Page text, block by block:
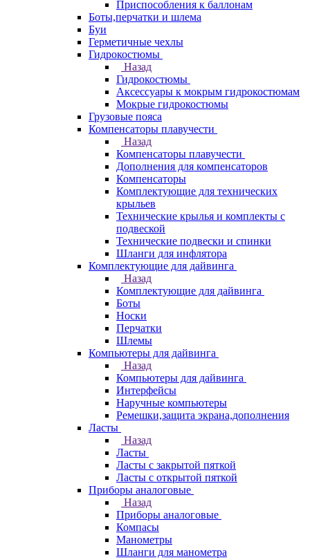
Приспособления к баллонам
Боты,перчатки и шлема
Буи
Герметичные чехлы
Гидрокостюмы
Назад
Гидрокостюмы
Аксессуары к мокрым гидрокостюмам
Мокрые гидрокостюмы
Грузовые пояса
Компенсаторы плавучести
Назад
Компенсаторы плавучести
Дополнения для компенсаторов
Компенсаторы
Комплектующие для технических
крыльев
Технические крылья и комплекты с
подвеской
Технические подвески и спинки
Шланги для инфлятора
Комплектующие для дайвинга
Назад
Комплектующие для дайвинга
Боты
Носки
Перчатки
Шлемы
Компьютеры для дайвинга
Назад
Компьютеры для дайвинга
Интерфейсы
Наручные компьютеры
Ремешки,защита экрана,дополнения
Ласты
Назад
Ласты
Ласты с закрытой пяткой
Ласты с открытой пяткой
Приборы аналоговые
Назад
Приборы аналоговые
Компасы
Манометры
Шланги для манометра